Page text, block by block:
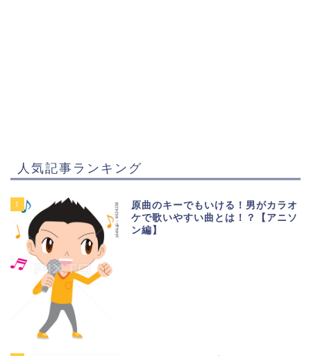
人気記事ランキング
1
原曲のキーでもいける！男がカラオ
ケで歌いやすい曲とは！？【アニソ
ン編】